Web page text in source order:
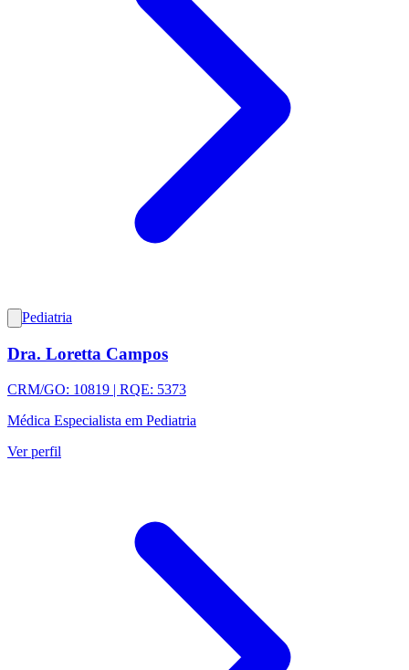
Pediatria
Dra. Loretta Campos
CRM/GO: 10819 | RQE: 5373
Médica Especialista em Pediatria
Ver perfil